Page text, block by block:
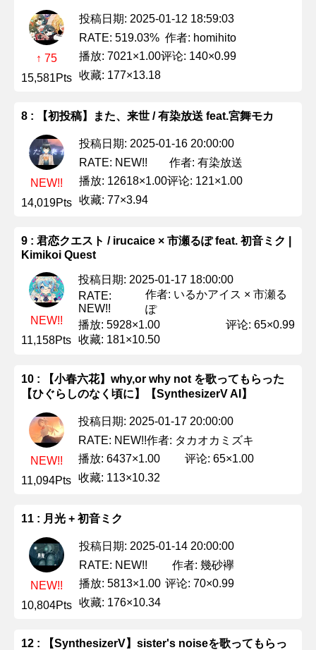
↑ 75
15,581Pts
投稿日期: 2025-01-12 18:59:03
RATE: 519.03% 作者: homihito
播放: 7021×1.00评论: 140×0.99
收藏: 177×13.18
8 : 【初投稿】また、来世 / 有染放送 feat.宮舞モカ
NEW!!
14,019Pts
投稿日期: 2025-01-16 20:00:00
RATE: NEW!!
作者: 有染放送
播放: 12618×1.00评论: 121×1.00
收藏: 77×3.94
9 : 君恋クエスト / irucaice × 市瀬るぽ feat. 初音ミク |
Kimikoi Quest
NEW!!
11,158Pts
投稿日期: 2025-01-17 18:00:00
RATE:
NEW!!
作者: いるかアイス × 市瀬る
ぽ
播放: 5928×1.00
评论: 65×0.99
收藏: 181×10.50
10 : 【小春六花】why,or why not を歌ってもらった
【ひぐらしのなく頃に】【SynthesizerV AI】
NEW!!
11,094Pts
投稿日期: 2025-01-17 20:00:00
RATE: NEW!!作者: タカオカミズキ
播放: 6437×1.00
评论: 65×1.00
收藏: 113×10.32
11 : 月光 + 初音ミク
NEW!!
10,804Pts
投稿日期: 2025-01-14 20:00:00
RATE: NEW!!
作者: 幾砂襷
播放: 5813×1.00 评论: 70×0.99
收藏: 176×10.34
12 : 【SynthesizerV】sister's noiseを歌ってもらっ